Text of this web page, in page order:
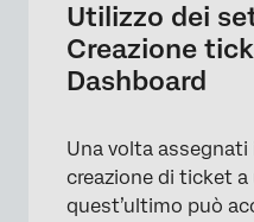
Utilizzo dei
Creazione
Dashboard
Una volta
creazione di ticket
quest’ultimo può